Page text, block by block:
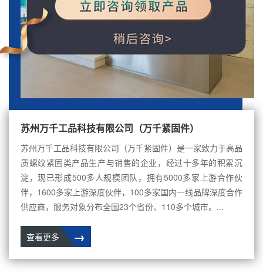
苏州万千工品科技有限公司（万千紧固件）
苏州万千工品科技有限公司（万千紧固件）是一家致力于高品
质螺纹紧固类产品生产与销售的企业，经过十多年的积累沉
淀，现已形成500多人规模团队，拥有5000多家上游合作伙
伴，1600多家上游深度伙伴，100多家国内一线品牌深度合作
供应商，服务对象分布全国23个省份、110多个城市。...
→
查看更多